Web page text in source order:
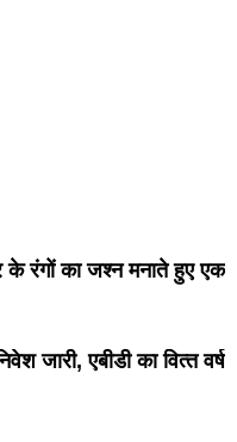
के रंगों का जश्न मनाते हुए एक
जारी, एबीडी का वित्‍त वर्ष